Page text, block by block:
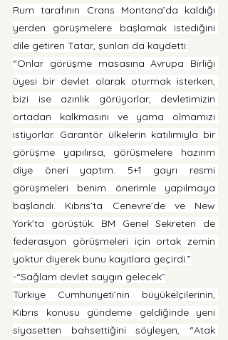
Rum tarafının Crans Montana’da kaldığı
yerden görüşmelere başlamak istediğini
dile getiren Tatar, şunları da kaydetti:
“Onlar görüşme masasına Avrupa Birliği
üyesi bir devlet olarak oturmak isterken,
bizi ise azınlık görüyorlar, devletimizin
ortadan kalkmasını ve yama olmamızı
istiyorlar. Garantör ülkelerin katılımıyla bir
görüşme yapılırsa, görüşmelere hazırım
diye öneri yaptım. 5+1 gayrı resmi
görüşmeleri benim önerimle yapılmaya
başlandı. Kıbrıs’ta Cenevre’de ve New
York’ta görüştük. BM Genel Sekreteri de
federasyon görüşmeleri için ortak zemin
yoktur diyerek bunu kayıtlara geçirdi.”
-“Sağlam devlet saygın gelecek”
Türkiye Cumhuriyeti’nin büyükelçilerinin,
Kıbrıs konusu gündeme geldiğinde yeni
siyasetten bahsettiğini söyleyen, “Atak